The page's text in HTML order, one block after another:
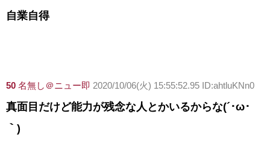
自業自得
50 名無し＠ニュー即 2020/10/06(火) 15:55:52.95 ID:ahtluKNn0
真面目だけど能力が残念な人とかいるからな(´･ω･
｀)